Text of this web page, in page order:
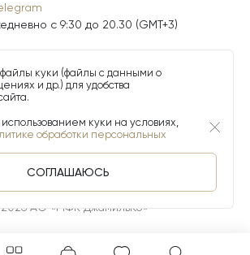
с 9:30 до 20.30 (GMT+3)
АО «МФК ДжамильКо»
куки (файлы с данными о
и др.) для удобства
куки на условиях,
обработки персональных
СОГЛАШАЮСЬ